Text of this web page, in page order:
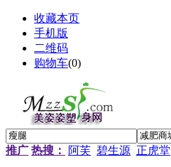
收藏本页
手机版
二维码
购物车(0)
推广 热搜： 阿芙 碧生源 正虎堂